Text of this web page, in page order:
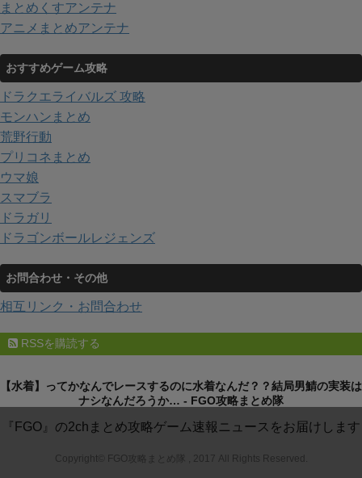
まとめくすアンテナ
アニメまとめアンテナ
おすすめゲーム攻略
ドラクエライバルズ 攻略
モンハンまとめ
荒野行動
プリコネまとめ
ウマ娘
スマブラ
ドラガリ
ドラゴンボールレジェンズ
お問合わせ・その他
相互リンク・お問合わせ
RSSを購読する
【水着】ってかなんでレースするのに水着なんだ？？結局男鯖の実装は
ナシなんだろうか… - FGO攻略まとめ隊
『FGO』の2chまとめ攻略ゲーム速報ニュースをお届けします
Copyright© FGO攻略まとめ隊 , 2017 All Rights Reserved.